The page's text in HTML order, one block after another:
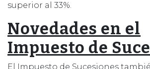
superior al 33%.
Novedades en el
Impuesto de
El Impuesto de Sucesiones